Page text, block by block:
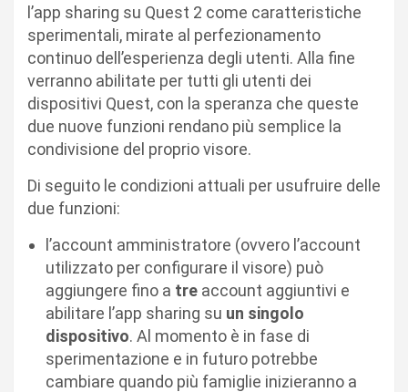
l’app sharing su Quest 2 come caratteristiche
sperimentali, mirate al perfezionamento
continuo dell’esperienza degli utenti. Alla fine
verranno abilitate per tutti gli utenti dei
dispositivi Quest, con la speranza che queste
due nuove funzioni rendano più semplice la
condivisione del proprio visore.
Di seguito le condizioni attuali per usufruire delle
due funzioni:
l’account amministratore (ovvero l’account
utilizzato per configurare il visore) può
aggiungere fino a tre account aggiuntivi e
abilitare l’app sharing su un singolo
dispositivo. Al momento è in fase di
sperimentazione e in futuro potrebbe
cambiare quando più famiglie inizieranno a